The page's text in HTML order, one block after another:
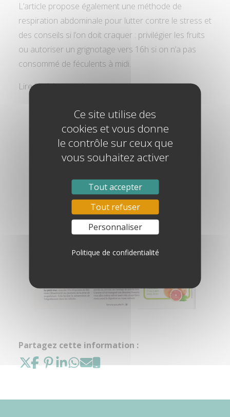
L’article propose également une méthode de
respiration abdominale pour lutter contre le stress et
des conseils si l’on doit craquer : privilégier les fruits
ou autoriser un grignotage vers 16h si on n’a pas
consommé de féculents à midi.
Lire l’article complet :
Partagez cette information :
Ce site utilise des
cookies et vous donne
le contrôle sur ceux que
vous souhaitez activer
Tout accepter
Tout refuser
Personnaliser
Politique de confidentialité